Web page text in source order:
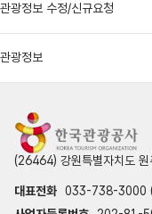
관광정보 수정/신규요청
관광정보
(26464) 강원특별자치도
대표전화 033-738-3000 (